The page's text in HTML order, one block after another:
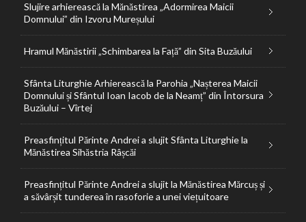
Slujire arhierească la Mănăstirea „Adormirea Maicii
Domnului” din Izvoru Mureșului
Hramul Mănăstirii „Schimbarea la Față” din Sita Buzăului
Sfânta Liturghie Arhierească la Parohia „Nașterea Maicii
Domnului și Sfântul Ioan Iacob de la Neamț” din Întorsura
Buzăului – Vîrtej
Preasfințitul Părinte Andrei a slujit Sfânta Liturghie la
Mănăstirea Sihăstria Râșcăi
Preasfințitul Părinte Andrei a slujit la Mănăstirea Mărcuș și
a săvârșit tunderea în rasoforie a unei viețuitoare